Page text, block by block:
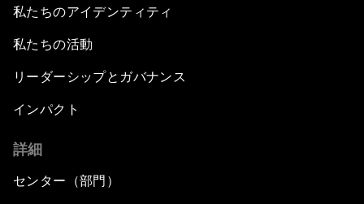
私たちのアイデンティティ
私たちの活動
リーダーシップとガバナンス
インパクト
詳細
センター（部門）